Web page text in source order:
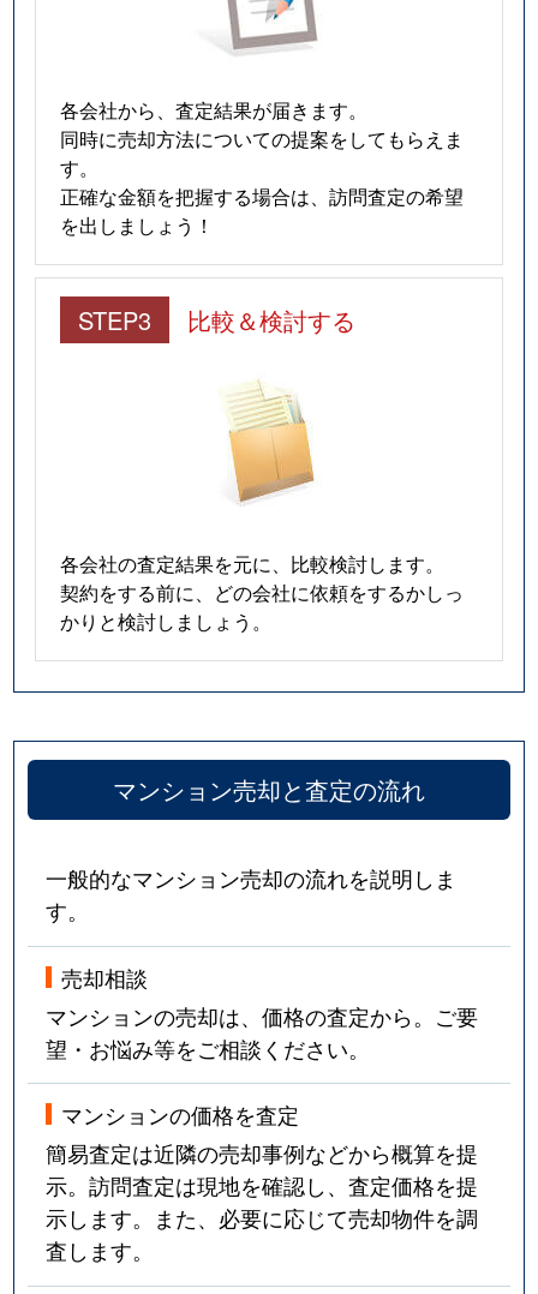
各会社から、査定結果が届きます。
同時に売却方法についての提案をしてもらえま
す。
正確な金額を把握する場合は、訪問査定の希望
を出しましょう！
STEP3 比較＆検討する
各会社の査定結果を元に、比較検討します。
契約をする前に、どの会社に依頼をするかしっ
かりと検討しましょう。
マンション売却と査定の流れ
一般的なマンション売却の流れを説明しま
す。
売却相談
マンションの売却は、価格の査定から。ご要
望・お悩み等をご相談ください。
マンションの価格を査定
簡易査定は近隣の売却事例などから概算を提
示。訪問査定は現地を確認し、査定価格を提
示します。また、必要に応じて売却物件を調
査します。